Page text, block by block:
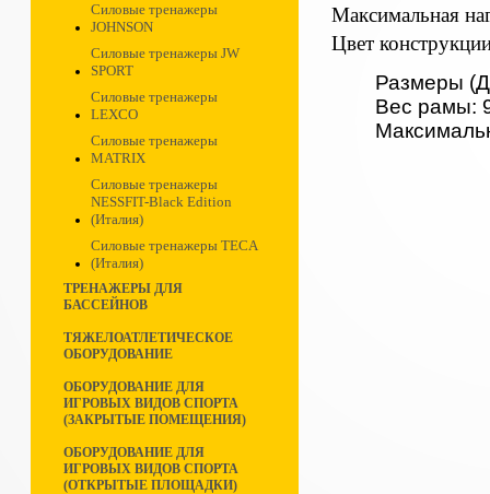
Силовые тренажеры
JOHNSON
Силовые тренажеры JW
SPORT
Силовые тренажеры
LEXCO
Силовые тренажеры
MATRIX
Силовые тренажеры
NESSFIT-Black Edition
(Италия)
Силовые тренажеры TECA
(Италия)
ТРЕНАЖЕРЫ ДЛЯ
БАССЕЙНОВ
ТЯЖЕЛОАТЛЕТИЧЕСКОЕ
ОБОРУДОВАНИЕ
ОБОРУДОВАНИЕ ДЛЯ
ИГРОВЫХ ВИДОВ СПОРТА
(ЗАКРЫТЫЕ ПОМЕЩЕНИЯ)
ОБОРУДОВАНИЕ ДЛЯ
ИГРОВЫХ ВИДОВ СПОРТА
(ОТКРЫТЫЕ ПЛОЩАДКИ)
Максимальная
Цвет
Размеры
Вес рамы: